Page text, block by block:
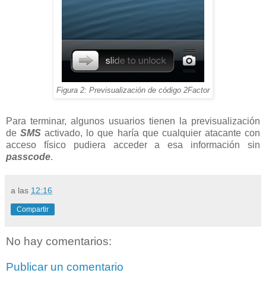
Figura 2: Previsualización de código 2Factor
Para terminar, algunos usuarios tienen la previsualización
deSMS activado, lo que haría que cualquier atacante con
acceso físico pudiera acceder a esa información sin
passcode.
a las 12:16
Compartir
No hay comentarios:
Publicar un comentario